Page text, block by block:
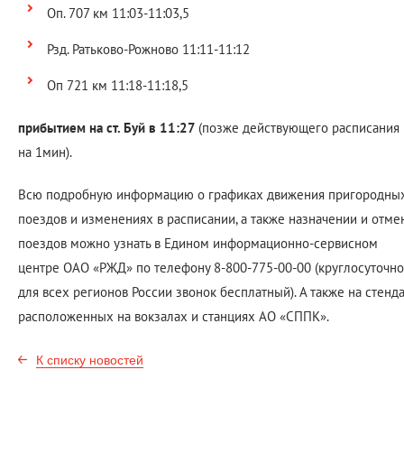
Оп. 707 км 11:03-11:03,5
Рзд. Ратьково-Рожново 11:11-11:12
Оп 721 км 11:18-11:18,5
прибытием на ст. Буй в 11:27 (позже действующего расписания
на 1мин).
Всю подробную информацию о графиках движения
поездов и изменениях в расписании, а также назначении и
поездов можно узнать в Едином информационно-сервисном
центре ОАО «РЖД» по телефону 8-800-775-00-00
для всех регионов России звонок бесплатный). А также на
расположенных на вокзалах и станциях АО «СППК».
К списку новостей